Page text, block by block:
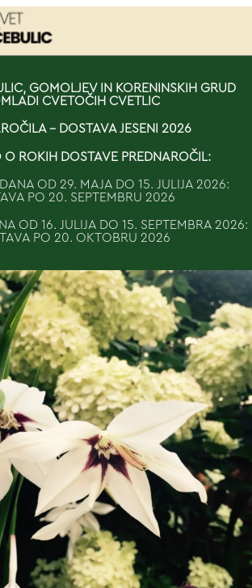
VAŠA KOŠARICA JE
GOMOLJEV IN KORENINSKIH GRUD
CVETOČIH CVETLIC
- DOSTAVA JESENI 2026
O ROKIH DOSTAVE PREDNAROČIL:
OD 29. MAJA DO 15. JULIJA 2026:
PO 20. SEPTEMBRU 2026
OD 16. JULIJA DO 15. SEPTEMBRA 2026:
PO 20. OKTOBRU 2026